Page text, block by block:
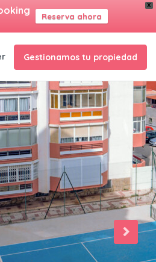
X
Reserva ahora
Gestionamos tu propiedad